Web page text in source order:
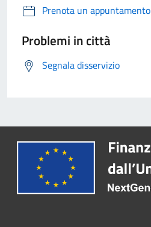
Prenota un appuntamento
Problemi in città
Segnala disservizio